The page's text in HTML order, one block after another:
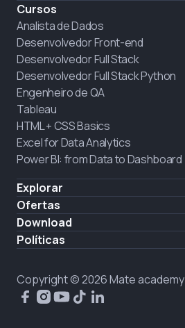
Cursos
Analista de Dados
Desenvolvedor Front-end
Desenvolvedor Full Stack
Desenvolvedor Full Stack Python
Engenheiro de QA
Tableau
HTML + CSS Basics
Excel for Data Analytics
Power BI: from Data to Dashboard
Explorar
Preço
Sobre nós
Carreiras
Ofertas
Contratar alunos
Download
iOS
Políticas
Politica de privacidade
Política de cookies
Contrato de Prestação de Serviço
Copyright © 2026 Mate academy